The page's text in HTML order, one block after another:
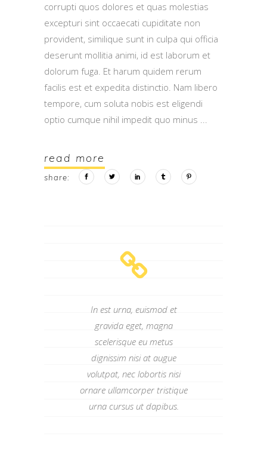
corrupti quos dolores et quas molestias
excepturi sint occaecati cupiditate non
provident, similique sunt in culpa qui officia
deserunt mollitia animi, id est laborum et
dolorum fuga. Et harum quidem rerum
facilis est et expedita distinctio. Nam libero
tempore, cum soluta nobis est eligendi
optio cumque nihil impedit quo minus
read more
share:
In est urna, euismod et
gravida eget, magna
scelerisque eu metus
dignissim nisi at augue
volutpat, nec lobortis nisi
ornare ullamcorper tristique
urna cursus ut dapibus.